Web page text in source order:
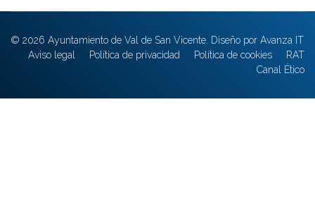
© 2026 Ayuntamiento de Val de San Vicente. Diseño por Avanza IT
Aviso legal
Política de privacidad Política de cookies
RAT
Canal Ético